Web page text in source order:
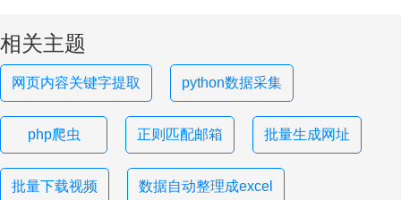
相关主题
网页内容关键字提取 python数据采集
php爬虫 正则匹配邮箱 批量生成网址
批量下载视频 数据自动整理成excel